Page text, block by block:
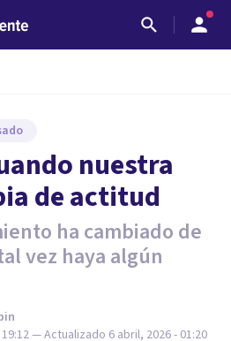
nuestra
de actitud
ha cambiado de
vez haya algún
— Actualizado 6 abril, 2026 - 01:20